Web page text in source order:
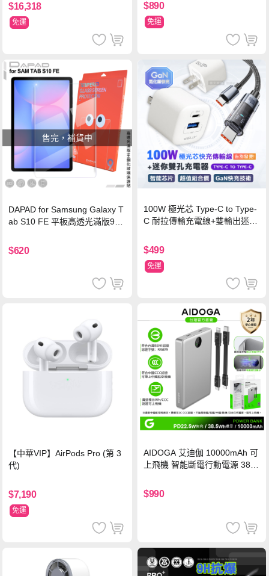
$16,318
免運
$890
免運
售完，補貨中
DAPAD for Samsung Galaxy T
ab S10 FE 平板高透光滿版9H
$620
100W 極光芯 Type-C to Type-
C 耐拉傳輸充電線+雙輸出迷你
$499
免運
【中華VIP】AirPods Pro (第 3
代)
$7,190
免運
AIDOGA 艾迪伽 10000mAh 可
上飛機 智能斷電行動電源 38.5
灣BSMI/中國CCC/歐美CE/FCC
認證
$990